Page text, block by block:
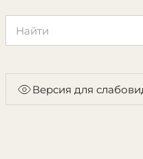
Версия для